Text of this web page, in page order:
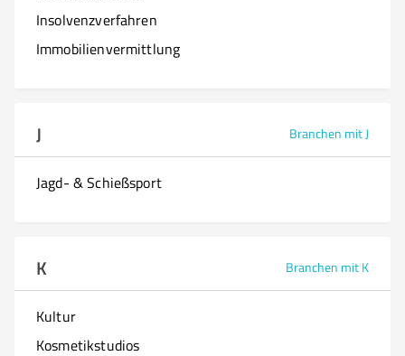
Insolvenzverfahren
Immobilienvermittlung
J Branchen mit J
Jagd- & Schießsport
K Branchen mit K
Kultur
Kosmetikstudios